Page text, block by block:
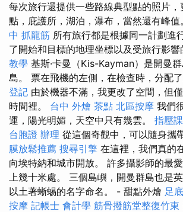
每次旅行還提供一些路線典型點的照片
點，庇護所，湖泊，瀑布，當然還有峰值
中 抓龍筋 所有旅行都是根據同一計劃進
了開始和目標的地理坐標以及受旅行影響
教學 基斯·卡曼（Kis-Kayman）是開曼
島。 票在飛機的左側，在檢查時，分配了
登記 由於機器不滿，我更改了空間，但
時間裡。 台中 外燴 茶點 北區按摩 我們
運，陽光明媚，天空中只有幾雲。 指壓
台胞證 辦理 從這個奇觀中，可以隨身攜
膜放鬆推薦 搜尋引擎 在這裡，我們真的
向埃特納和城市開放。 許多攝影師的最
上幾十米處。 三個島嶼，開曼群島也是
以土著蜥蜴的名字命名。 - 甜點外燴 足
按摩 記帳士 會計學 筋骨撥筋堂整復竹東